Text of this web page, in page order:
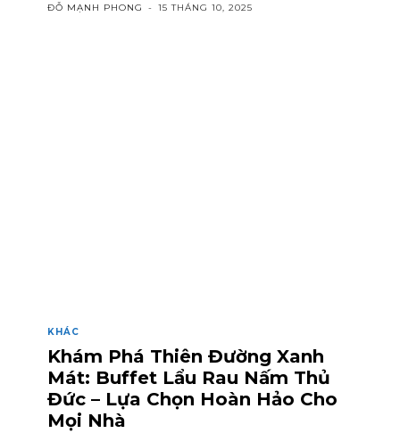
ĐỖ MẠNH PHONG - 15 THÁNG 10, 2025
KHÁC
Khám Phá Thiên Đường Xanh
Mát: Buffet Lẩu Rau Nấm Thủ
Đức – Lựa Chọn Hoàn Hảo Cho
Mọi Nhà